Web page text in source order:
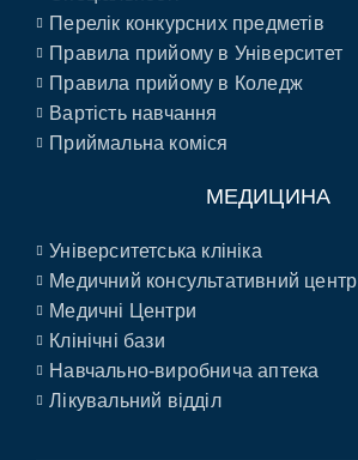
Перелік конкурсних предметів
Правила прийому в Університет
Правила прийому в Коледж
Вартість навчання
Приймальна коміся
МЕДИЦИНА
Університетська клініка
Медичний консультативний центр
Медичні Центри
Клінічні бази
Навчально-виробнича аптека
Лікувальний відділ